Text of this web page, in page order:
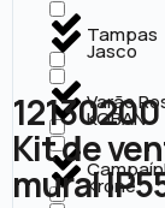
Tampas
Varão
Jasco
KOBAN
Krone
12130200
Kit de
mural